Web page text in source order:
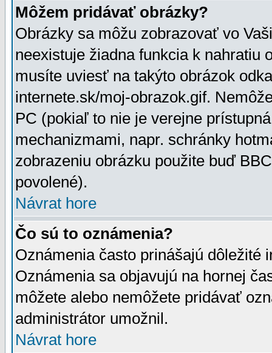
Môžem pridávať obrázky?
Obrázky sa môžu zobrazovať vo
neexistuje žiadna funkcia k nahratiu
musíte uviesť na takýto obrázok
internete.sk/moj-obrazok.gif.
PC (pokiaľ to nie je verejne
mechanizmami, napr. schránky
zobrazeniu obrázku použite buď
povolené).
Návrat hore
Čo sú to oznámenia?
Oznámenia často prinášajú dôležité
Oznámenia sa objavujú na hornej
môžete alebo nemôžete pridávať
administrátor umožnil.
Návrat hore